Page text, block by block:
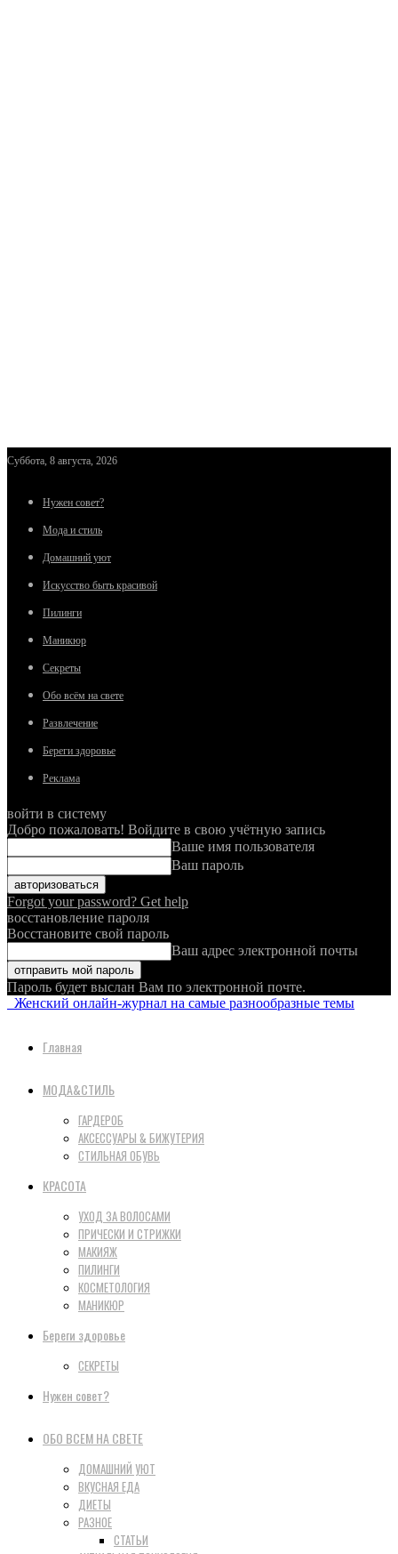
Суббота, 8 августа, 2026
Нужен совет?
Мода и стиль
Домашний уют
Искусство быть красивой
Пилинги
Маникюр
Секреты
Обо всём на свете
Развлечение
Береги здоровье
Реклама
войти в систему
Добро пожаловать! Войдите в свою учётную запись
Ваше имя пользователя
Ваш пароль
Forgot your password? Get help
восстановление пароля
Восстановите свой пароль
Ваш адрес электронной почты
Пароль будет выслан Вам по электронной почте.
Женский онлайн-журнал на самые разнообразные темы
Главная
МОДА&СТИЛЬ
ГАРДЕРОБ
АКСЕССУАРЫ & БИЖУТЕРИЯ
СТИЛЬНАЯ ОБУВЬ
КРАСОТА
УХОД ЗА ВОЛОСАМИ
ПРИЧЕСКИ И СТРИЖКИ
МАКИЯЖ
ПИЛИНГИ
КОСМЕТОЛОГИЯ
МАНИКЮР
Береги здоровье
СЕКРЕТЫ
Нужен совет?
ОБО ВСЕМ НА СВЕТЕ
ДОМАШНИЙ УЮТ
ВКУСНАЯ ЕДА
ДИЕТЫ
РАЗНОЕ
СТАТЬИ